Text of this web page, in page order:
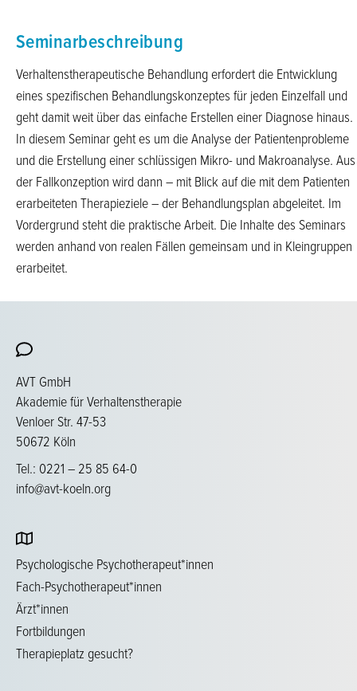
Seminarbeschreibung
Verhaltenstherapeutische Behandlung erfordert die Entwicklung
eines spezifischen Behandlungskonzeptes für jeden Einzelfall und
geht damit weit über das einfache Erstellen einer Diagnose hinaus.
In diesem Seminar geht es um die Analyse der Patientenprobleme
und die Erstellung einer schlüssigen Mikro- und Makroanalyse. Aus
der Fallkonzeption wird dann – mit Blick auf die mit dem Patienten
erarbeiteten Therapieziele – der Behandlungsplan abgeleitet. Im
Vordergrund steht die praktische Arbeit. Die Inhalte des Seminars
werden anhand von realen Fällen gemeinsam und in Kleingruppen
erarbeitet.
AVT GmbH
Akademie für Verhaltenstherapie
Venloer Str. 47-53
50672 Köln
Tel.: 0221 – 25 85 64-0
info@avt-koeln.org
Psychologische Psychotherapeut*innen
Fach-Psychotherapeut*innen
Ärzt*innen
Fortbildungen
Therapieplatz gesucht?